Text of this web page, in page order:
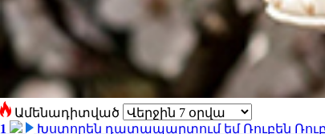
Ամենադիտված
1
Խստորեն դատապարտում եմ Ռուբեն